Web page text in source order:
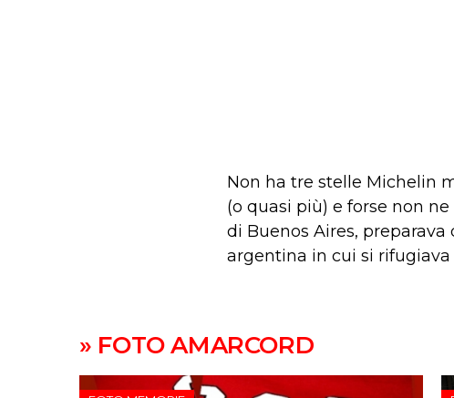
Non ha tre stelle Michelin
(o quasi più) e forse non
di Buenos Aires,
argentina in cui si
» FOTO AMARCORD